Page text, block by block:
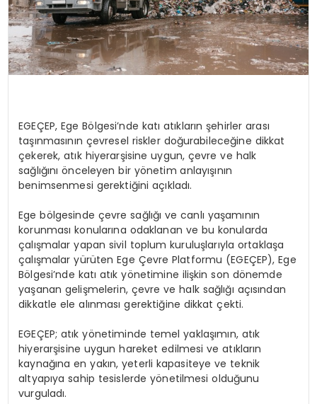
EGEÇEP, Ege Bölgesi’nde katı atıkların şehirler arası
taşınmasının çevresel riskler doğurabileceğine dikkat
çekerek, atık hiyerarşisine uygun, çevre ve halk
sağlığını önceleyen bir yönetim anlayışının
benimsenmesi gerektiğini açıkladı.
Ege bölgesinde çevre sağlığı ve canlı yaşamının
korunması konularına odaklanan ve bu konularda
çalışmalar yapan sivil toplum kuruluşlarıyla ortaklaşa
çalışmalar yürütenEge Çevre Platformu (EGEÇEP), Ege
Bölgesi’nde katı atık yönetimine ilişkin son dönemde
yaşanan gelişmelerin, çevre ve halk sağlığı açısından
dikkatle ele alınması gerektiğine dikkat çekti.
EGEÇEP; atık yönetiminde temel yaklaşımın, atık
hiyerarşisine uygun hareket edilmesi ve atıkların
kaynağına en yakın, yeterli kapasiteye ve teknik
altyapıya sahip tesislerde yönetilmesi olduğunu
vurguladı.